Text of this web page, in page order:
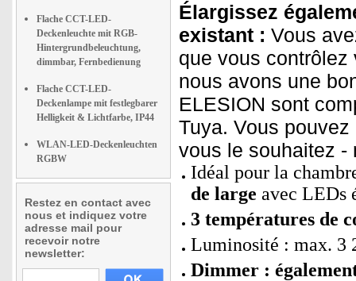
Flache CCT-LED-
Deckenleuchte mit RGB-
Hintergrundbeleuchtung,
dimmbar, Fernbedienung
Flache CCT-LED-
Deckenlampe mit festlegbarer
Helligkeit & Lichtfarbe, IP44
WLAN-LED-Deckenleuchten
RGBW
Restez en contact avec
nous et indiquez votre
adresse mail pour
recevoir notre
newsletter:
Élargissez
existant : Vous
que vous
nous avons une
ELESION sont
Tuya. Vous
vous le souhaitez -
Idéal pour la
de large avec LEDs
3 températures de
Luminosité : max. 3
Dimmer :